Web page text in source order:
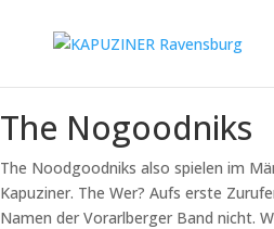
The Nogoodniks
The Noodgoodniks also spielen im
Kapuziner. The Wer? Aufs erste
Namen der Vorarlberger Band nicht.